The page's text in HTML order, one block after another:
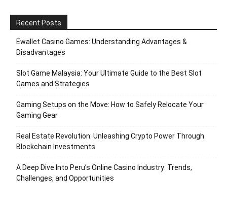
Recent Posts
Ewallet Casino Games: Understanding Advantages &
Disadvantages
Slot Game Malaysia: Your Ultimate Guide to the Best Slot
Games and Strategies
Gaming Setups on the Move: How to Safely Relocate Your
Gaming Gear
Real Estate Revolution: Unleashing Crypto Power Through
Blockchain Investments
A Deep Dive Into Peru’s Online Casino Industry: Trends,
Challenges, and Opportunities